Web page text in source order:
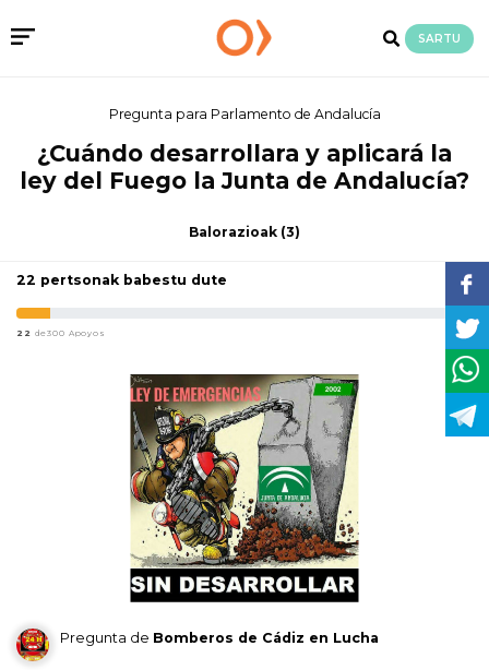
SARTU
Pregunta para Parlamento de Andalucía
¿Cuándo desarrollara y aplicará la
ley del Fuego la Junta de Andalucía?
Balorazioak (3)
22 pertsonak babestu dute
22 de300 Apoyos
Pregunta de Bomberos de Cádiz en Lucha